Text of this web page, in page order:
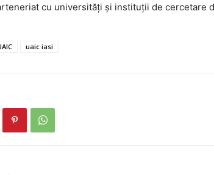
cu universități și instituții de cercetare
uaic iasi